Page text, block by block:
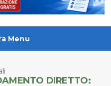
Menu
DIRETTO: